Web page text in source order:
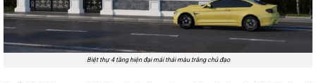
Biệt thự 4 tầng hiện đại mái thái màu trắng chủ đạo